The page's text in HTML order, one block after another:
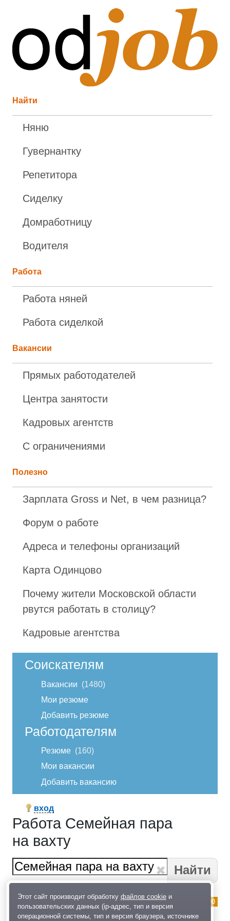
Найти
Няню
Гувернантку
Репетитора
Сиделку
Домработницу
Водителя
Работа
Работа няней
Работа сиделкой
Вакансии
Прямых работодателей
Центра занятости
Кадровых агентств
С ограничениями
Полезно
Зарплата Gross и Net, в чем разница?
Форум о работе
Адреса и телефоны организаций
Карта Одинцово
Почему жители Московской области
рвутся работать в столицу?
Кадровые агентства
Соискателям
Вакансии
1480
Мои резюме
Добавить резюме
Работодателям
Резюме
160
Мои вакансии
Добавить вакансию
вход
Работа Семейная пара
на вахту
Найти
Семейная пара на вахту
Домашний персонал ,г.Одинцово
150 000
Этот сайт производит обработку файлов cookieи
пользовательских данных (ip-адрес, тип и версия
операционной системы, тип и версия браузера, источнике